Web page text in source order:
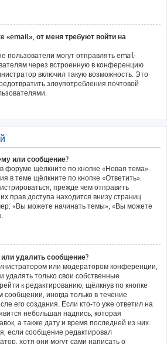
«email», от меня требуют войти на
пользователи могут отправлять email-
через встроенную в конференцию
включил такую возможность. Это
злоупотребления почтовой
или сообщение?
форуме щёлкните по кнопке «Новая тема».
в теме щёлкните по кнопке «Ответить».
прежде чем отправить
прав доступа находится внизу страниц
«Вы можете начинать темы», «Вы можете
удалить сообщение?
или модератором конференции,
удалять только свои собственные
к редактированию, щёлкнув по кнопке
сообщении, иногда только в течение
его создания. Если кто-то уже ответил на
небольшая надпись, которая
а также дату и время последней из них.
если сообщение редактировал
хотя они могут сами написать о